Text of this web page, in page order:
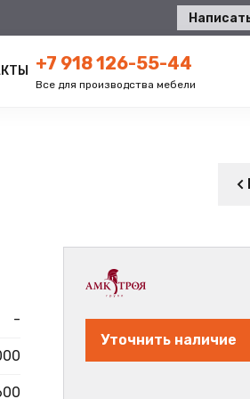
+7 918 126-55-44
Все для производства мебели
-
Уточнить наличие